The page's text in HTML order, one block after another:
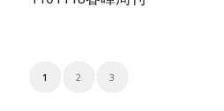
1 2 3